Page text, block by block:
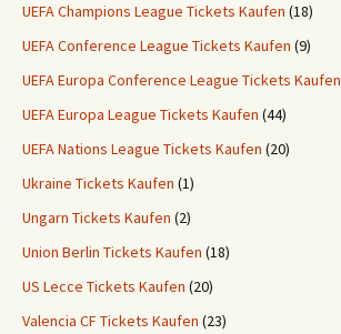
UEFA Champions League Tickets Kaufen (18)
UEFA Conference League Tickets Kaufen (9)
UEFA Europa Conference League Tickets Kaufen
UEFA Europa League Tickets Kaufen (44)
UEFA Nations League Tickets Kaufen (20)
Ukraine Tickets Kaufen (1)
Ungarn Tickets Kaufen (2)
Union Berlin Tickets Kaufen (18)
US Lecce Tickets Kaufen (20)
Valencia CF Tickets Kaufen (23)